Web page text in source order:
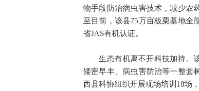
物手段防治病虫害技术，减少农
至目前，该县75万亩板栗基地全
省JAS有机认证。
生态有机离不开科技加持。
矮密早丰、病虫害防治等一整套
西县科协组织开展现场培训18场